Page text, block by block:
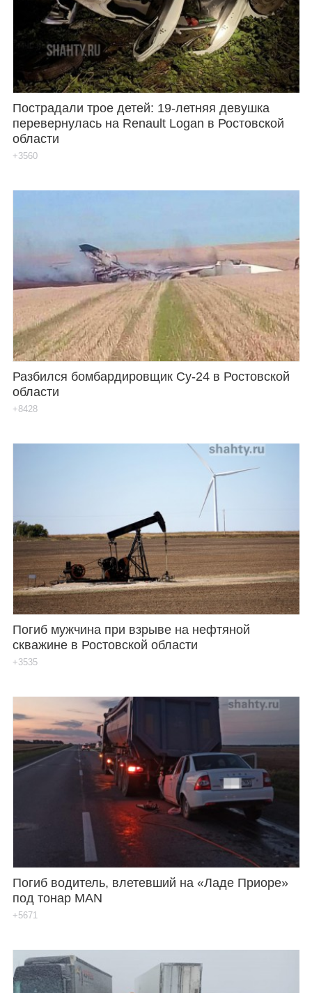
Пострадали трое детей: 19-летняя девушка
перевернулась на Renault Logan в Ростовской
области
+3560
Разбился бомбардировщик Су-24 в Ростовской
области
+8428
Погиб мужчина при взрыве на нефтяной
скважине в Ростовской области
+3535
Погиб водитель, влетевший на «Ладе Приоре»
под тонар MAN
+5671